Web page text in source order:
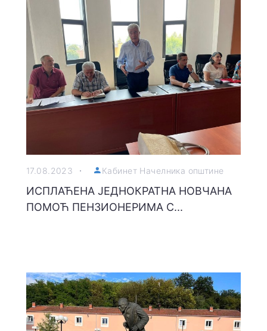
17.08.2023 Кабинет Начелника општине
ИСПЛАЋЕНА ЈЕДНОКРАТНА НОВЧАНА
ПОМОЋ ПЕНЗИОНЕРИМА С...